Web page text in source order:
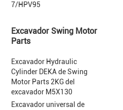
7/HPV95
Excavador Swing Motor
Parts
Excavador Hydraulic
Cylinder DEKA de Swing
Motor Parts 2KG del
excavador M5X130
Excavador universal de